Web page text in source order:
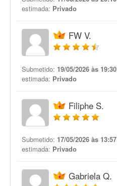
estimada: Privado
FW V.
Submetido: 19/05/2026 às 19:30
estimada: Privado
Filiphe S.
Submetido: 17/05/2026 às 13:57
estimada: Privado
Gabriela Q.